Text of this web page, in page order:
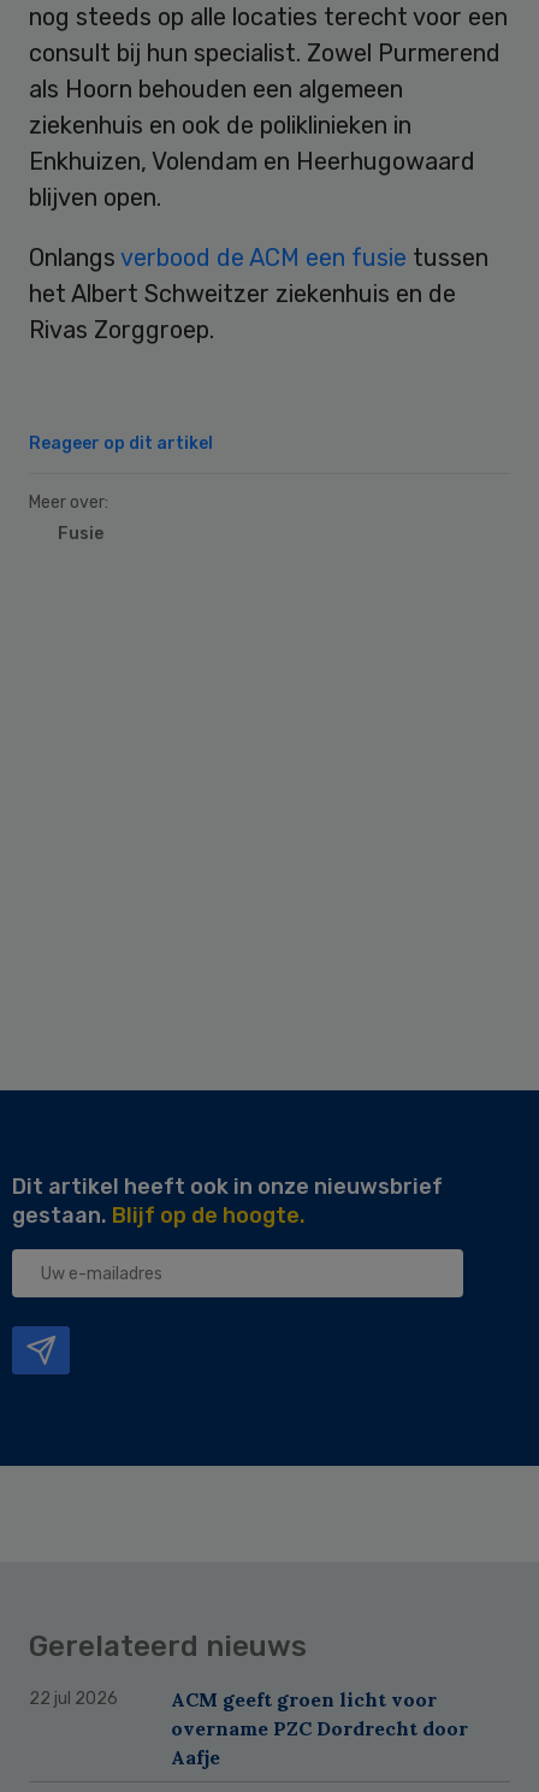
nog steeds op alle locaties terecht voor een
consult bij hun specialist. Zowel Purmerend
als Hoorn behouden een algemeen
ziekenhuis en ook de poliklinieken in
Enkhuizen, Volendam en Heerhugowaard
blijven open.
Onlangs verbood de ACM een fusie tussen
het Albert Schweitzer ziekenhuis en de
Rivas Zorggroep.
Reageer op dit artikel
Meer over:
Fusie
Dit artikel heeft ook in onze nieuwsbrief
gestaan. Blijf op de hoogte.
Uw
Gerelateerd nieuws
22 jul 2026
ACM geeft groen licht voor
overname PZC Dordrecht door
Aafje